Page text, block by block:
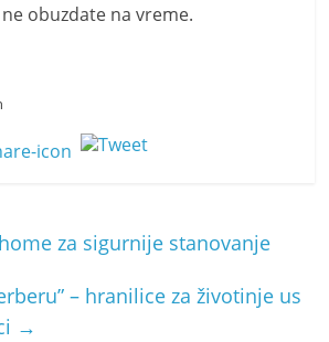
obuzdate na vreme.
za sigurnije stanovanje
– hranilice za životinje us
→